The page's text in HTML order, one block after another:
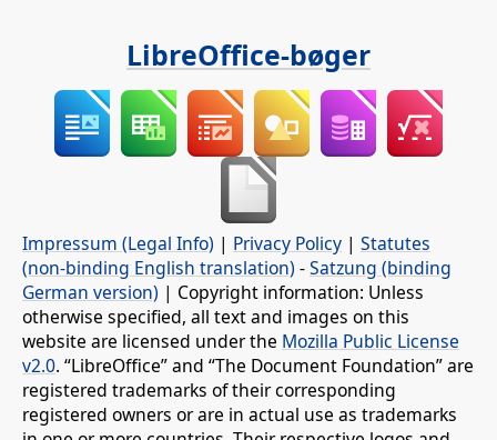
LibreOffice-bøger
Impressum (Legal Info) | Privacy Policy | Statutes
(non-binding English translation) -Satzung (binding
German version) | Copyright information: Unless
otherwise specified, all text and images on this
website are licensed under the Mozilla Public License
v2.0. “LibreOffice” and “The Document Foundation” are
registered trademarks of their corresponding
registered owners or are in actual use as trademarks